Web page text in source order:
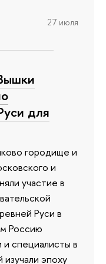
27 июля
для
городище и
и
участие в
Руси в
Россию
и специалисты в
эпоху